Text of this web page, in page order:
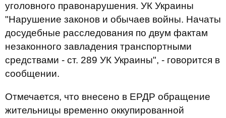
уголовного правонарушения. УК Украины
"Нарушение законов и обычаев войны. Начаты
досудебные расследования по двум фактам
незаконного завладения транспортными
средствами - ст. 289 УК Украины", - говорится в
сообщении.
Отмечается, что внесено в ЕРДР обращение
жительницы временно оккупированной